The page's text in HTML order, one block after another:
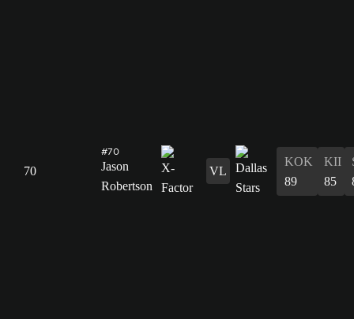
70
#70
Jason
Robertson
VL
KOK
89
KII
85